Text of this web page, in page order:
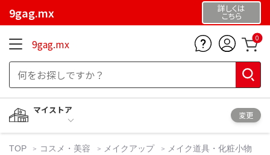
9gag.mx 詳しくは
こちら
9gag.mx 0
マイストア
変更
TOP コスメ・美容 メイクアップ
メイク道具・化粧小物